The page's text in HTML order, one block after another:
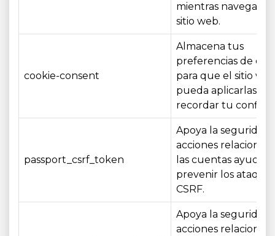
mientras navegas
sitio web.
cookie-consent
Almacena tus
preferencias de
para que el sitio
pueda aplicarlas y
recordar tu
passport_csrf_token
Apoya la seguridad
acciones
las cuentas
prevenir los
CSRF.
Apoya la seguridad
acciones